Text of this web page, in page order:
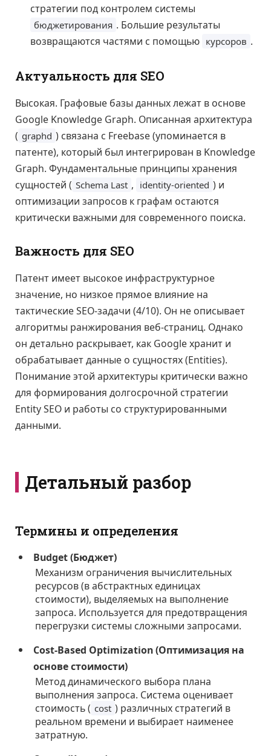
стратегии под контролем системы
бюджетирования . Большие результаты
возвращаются частями с помощью курсоров .
Актуальность для SEO
Высокая. Графовые базы данных лежат в основе
Google Knowledge Graph. Описанная архитектура
( graphd ) связана с Freebase (упоминается в
патенте), который был интегрирован в Knowledge
Graph. Фундаментальные принципы хранения
сущностей ( Schema Last , identity-oriented ) и
оптимизации запросов к графам остаются
критически важными для современного поиска.
Важность для SEO
Патент имеет высокое инфраструктурное
значение, но низкое прямое влияние на
тактические SEO-задачи (4/10). Он не описывает
алгоритмы ранжирования веб-страниц. Однако
он детально раскрывает, как Google хранит и
обрабатывает данные о сущностях (Entities).
Понимание этой архитектуры критически важно
для формирования долгосрочной стратегии
Entity SEO и работы со структурированными
данными.
Детальный разбор
Термины и определения
Budget (Бюджет)
Механизм ограничения вычислительных
ресурсов (в абстрактных единицах
стоимости), выделяемых на выполнение
запроса. Используется для предотвращения
перегрузки системы сложными запросами.
Cost-Based Optimization (Оптимизация на
основе стоимости)
Метод динамического выбора плана
выполнения запроса. Система оценивает
стоимость ( cost ) различных стратегий в
реальном времени и выбирает наименее
затратную.